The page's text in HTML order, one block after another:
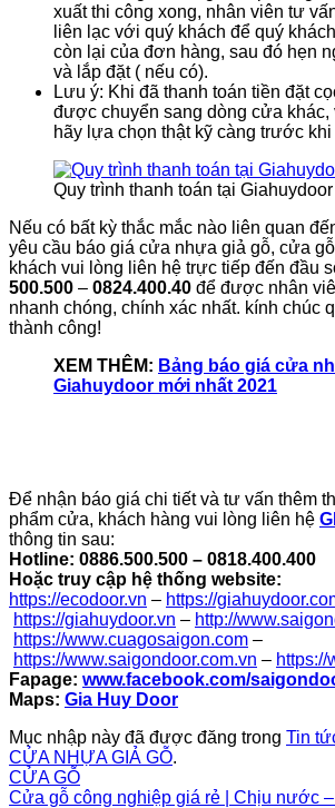
xuất thi công xong, nhân viên tư
liên lạc với quý khách để quý
còn lại của đơn hàng, sau đó hẹn
và lắp đặt ( nếu có).
Lưu ý: Khi đã thanh toán tiền đặt
được chuyển sang dòng cửa khác,
hãy lựa chọn thật kỹ càng trước
Quy trình thanh toán tại Giahuydoor
Nếu có bất kỳ thắc mắc nào liên quan
yêu cầu báo giá cửa nhựa giả gỗ, cửa
khách vui lòng liên hệ trực tiếp đến đầu
500.500 – 0824.400.40 để được nhân
nhanh chóng, chính xác nhất. kính chúc
thành công!
XEM THÊM: Bảng báo giá cửa
Giahuydoor mới nhất 2021
Để nhận báo giá chi tiết và tư vấn thêm
phẩm cửa, khách hàng vui lòng liên hệ
thông tin sau:
Hotline: 0886.500.500 – 0818.400.400
Hoặc truy cập hệ thống website:
https://ecodoor.vn – https://
https://giahuydoor.vn – http://
https://www.cuagosaigon.com –
https://www.saigondoor.com.vn – https://
Fapage: www.facebook.com/
Maps: Gia Huy Door
Mục nhập này đã được đăng trong Tin
CỬA NHỰA GIẢ GỖ.
CỬA GỖ
Cửa gỗ công nghiệp giá rẻ | Chịu nước